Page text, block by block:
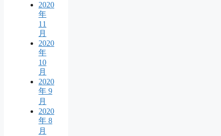
2020
年
11
月
2020
年
10
月
2020
年 9
月
2020
年 8
月